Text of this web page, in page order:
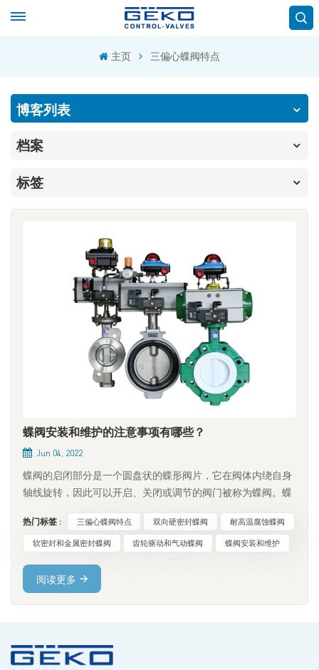
主页 三偏心蝶阀特点
博客列表
档案
标签
蝶阀安装和维护的注意事项有哪些？
Jun 04, 2022
蝶阀的启闭部分是一个圆盘状的蝶形阀片，它在阀体内绕自身
轴线旋转，因此可以开启、关闭或调节的阀门被称为蝶阀。蝶
有自锁功能。为了固定蝶形阀片，需要在阀杆上安装蜗轮减速
器。蜗轮减速器的使用不仅可以使蝶形阀片具有自锁功能，使
三偏心双向硬密封蝶阀的特点 三偏心蝶阀的阀体和阀座是连接
部件，阀座密封表面层采用耐高温耐腐蚀合金材料。多层软叠
增大以补偿密封，从而提高了蝶阀的密封性能和使用寿命。 阀
座密封环由两侧多层不锈钢片组成的软T形密封环构成。阀板
热门标签 : 三偏心蝶阀特点 双向硬密封蝶阀
耐高温腐蚀蝶阀
软密封和金属密封蝶阀
齿轮驱动和气动蝶阀 蝶阀安装和维护
阅读更多